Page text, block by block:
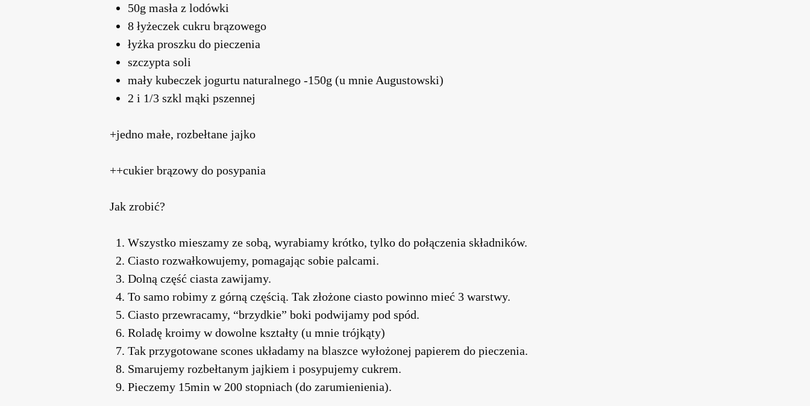
50g masła z lodówki
8 łyżeczek cukru brązowego
łyżka proszku do pieczenia
szczypta soli
mały kubeczek jogurtu naturalnego -150g (u mnie Augustowski)
2 i 1/3 szkl mąki pszennej
+jedno małe, rozbełtane jajko
++cukier brązowy do posypania
Jak zrobić?
Wszystko mieszamy ze sobą, wyrabiamy krótko, tylko do połączenia składników.
Ciasto rozwałkowujemy, pomagając sobie palcami.
Dolną część ciasta zawijamy.
To samo robimy z górną częścią. Tak złożone ciasto powinno mieć 3 warstwy.
Ciasto przewracamy, “brzydkie” boki podwijamy pod spód.
Roladę kroimy w dowolne kształty (u mnie trójkąty)
Tak przygotowane scones układamy na blaszce wyłożonej papierem do pieczenia.
Smarujemy rozbełtanym jajkiem i posypujemy cukrem.
Pieczemy 15min w 200 stopniach (do zarumienienia).